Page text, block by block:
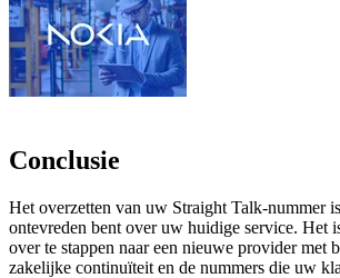
Conclusie
Het overzetten van uw Straight Talk-nummer
ontevreden bent over uw huidige service. Het
over te stappen naar een nieuwe provider met
zakelijke continuïteit en de nummers die uw